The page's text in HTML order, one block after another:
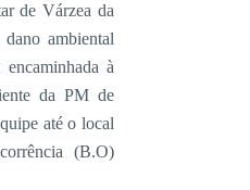
de Várzea da
ambiental
à
da PM de
até o local
(B.O)